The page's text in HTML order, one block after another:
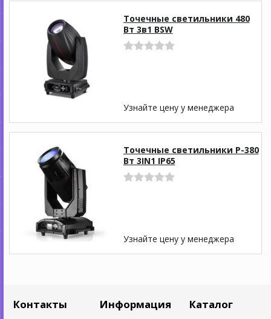
Точечные светильники 480
Вт 3в1 BSW
Узнайте цену у менеджера
Точечные светильники P-380
Вт 3IN1 IP65
Узнайте цену у менеджера
Контакты Информация Каталог